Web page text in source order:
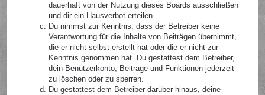
dauerhaft von der Nutzung dieses Boards ausschließen
und dir ein Hausverbot erteilen.
Du nimmst zur Kenntnis, dass der Betreiber keine
Verantwortung für die Inhalte von Beiträgen übernimmt,
die er nicht selbst erstellt hat oder die er nicht zur
Kenntnis genommen hat. Du gestattest dem Betreiber,
dein Benutzerkonto, Beiträge und Funktionen jederzeit
zu löschen oder zu sperren.
Du gestattest dem Betreiber darüber hinaus, deine